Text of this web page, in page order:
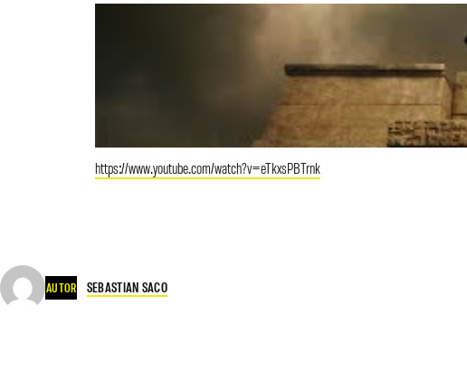
https://www.youtube.com/watch?v=eTkxsPBTrnk
AUTOR SEBASTIAN SACO